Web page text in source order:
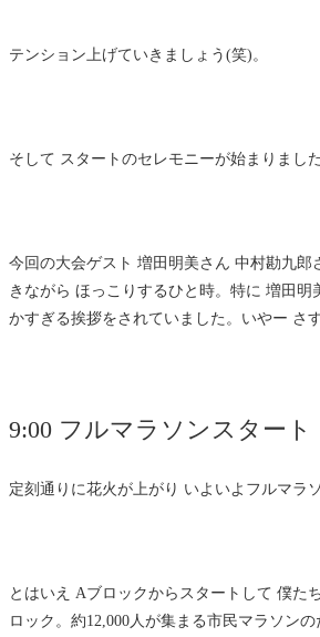
テンション上げていきましょう(笑)。
そして スタートのセレモニーが始まりました
今回の大会ゲスト 増田明美さん 中村勘九郎
きながら ほっこりするひと時。特に 増田明
かすぎる挨拶をされていました。いやー さ
9:00 フルマラソンスタート
定刻通りに花火が上がり いよいよフルマラ
とはいえ Aブロックからスタートして 僕た
ロック。約12,000人が集まる市民マラソン